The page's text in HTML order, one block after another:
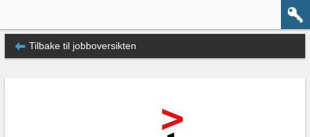
Tilbake til jobboversikten